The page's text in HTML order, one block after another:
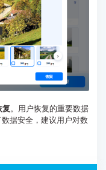
复。用户恢复的重要数据
据安全，建议用户对数